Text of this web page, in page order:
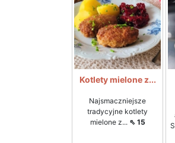
Kotlety mielone z...
Najsmaczniejsze
tradycyjne kotlety
mielone z... ⇖ 15